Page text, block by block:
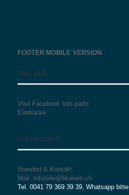
FOOTER MOBILE VERSION
Was läuft
Visit Facebook tots-parts
Eindrücke
Kontaktdaten
Standort & Kontakt
Mail: totsteile@bluewin.ch
Tel. 0041 79 369 39 39, Whatsapp bitte